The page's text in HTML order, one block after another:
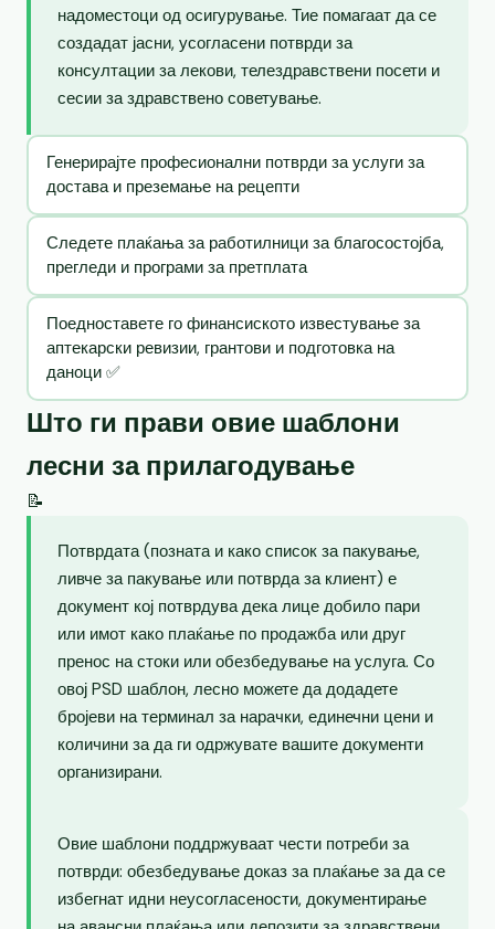
надоместоци од осигурување. Тие помагаат да се
создадат јасни, усогласени потврди за
консултации за лекови, телездравствени посети и
сесии за здравствено советување.
Генерирајте професионални потврди за услуги за
достава и преземање на рецепти
Следете плаќања за работилници за благосостојба,
прегледи и програми за претплата
Поедноставете го финансиското известување за
аптекарски ревизии, грантови и подготовка на
даноци ✅
Што ги прави овие шаблони
лесни за прилагодување
📝
Потврдата (позната и како список за пакување,
ливче за пакување или потврда за клиент) е
документ кој потврдува дека лице добило пари
или имот како плаќање по продажба или друг
пренос на стоки или обезбедување на услуга. Со
овој PSD шаблон, лесно можете да додадете
бројеви на терминал за нарачки, единечни цени и
количини за да ги одржувате вашите документи
организирани.
Овие шаблони поддржуваат чести потреби за
потврди: обезбедување доказ за плаќање за да се
избегнат идни неусогласености, документирање